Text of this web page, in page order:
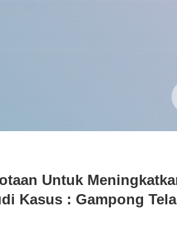
Untuk
Kasus : Gampong
Pengarang
ISBN/ISSN